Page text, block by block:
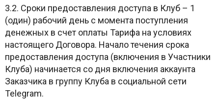
3.2. Сроки предоставления доступа в Клуб – 1
(один) рабочий день с момента поступления
денежных в счет оплаты Тарифа на условиях
настоящего Договора. Начало течения срока
предоставления доступа (включения в Участники
Клуба) начинается со дня включения аккаунта
Заказчика в группу Клуба в социальной сети
Telegram.